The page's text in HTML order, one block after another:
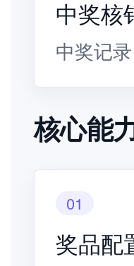
中奖核
中奖记
核心能
01
奖品配